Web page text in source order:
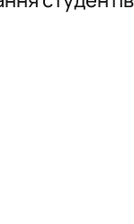
база